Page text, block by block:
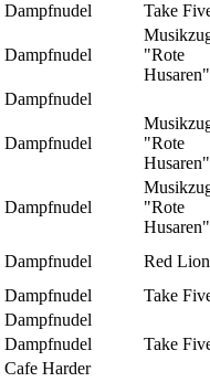
Dampfnudel Take
Dampfnudel
"Rote
Husaren"
Dampfnudel
Dampfnudel
"Rote
Husaren"
Dampfnudel
"Rote
Husaren"
Dampfnudel
Red
Dampfnudel
Take
Dampfnudel
Dampfnudel
Take
Cafe Harder